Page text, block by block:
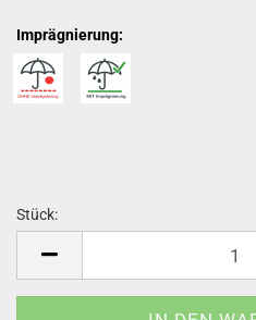
Imprägnierung:
Stück: